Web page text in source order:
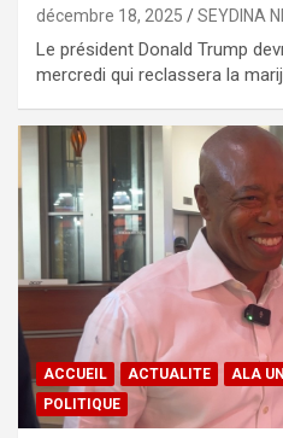
décembre 18, 2025 SEYDINA
Le président Donald Trump
mercredi qui reclassera la
ACCUEIL ACTUALITE ALA
POLITIQUE